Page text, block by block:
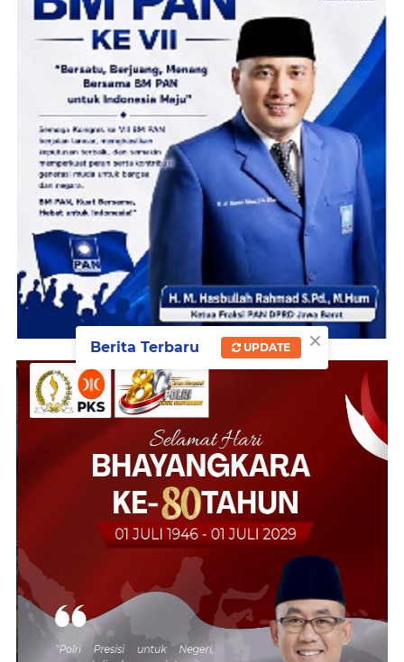
×
Berita Terbaru UPDATE